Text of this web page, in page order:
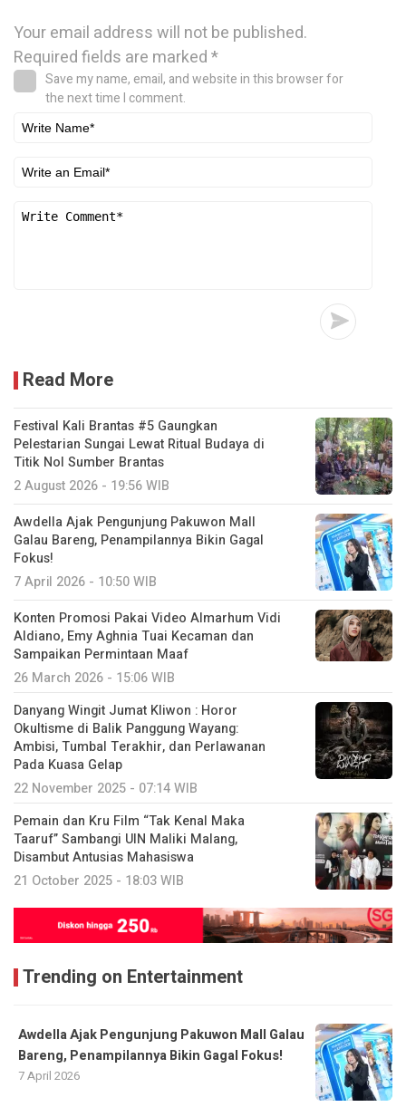
Your email address will not be published.
Required fields are marked*
Save my name, email, and website in this browser for
the next time I comment.
Read More
Festival Kali Brantas #5 Gaungkan
Pelestarian Sungai Lewat Ritual Budaya di
Titik Nol Sumber Brantas
2 August 2026 - 19:56 WIB
Awdella Ajak Pengunjung Pakuwon Mall
Galau Bareng, Penampilannya Bikin Gagal
Fokus!
7 April 2026 - 10:50 WIB
Konten Promosi Pakai Video Almarhum Vidi
Aldiano, Emy Aghnia Tuai Kecaman dan
Sampaikan Permintaan Maaf
26 March 2026 - 15:06 WIB
Danyang Wingit Jumat Kliwon : Horor
Okultisme di Balik Panggung Wayang:
Ambisi, Tumbal Terakhir, dan Perlawanan
Pada Kuasa Gelap
22 November 2025 - 07:14 WIB
Pemain dan Kru Film “Tak Kenal Maka
Taaruf” Sambangi UIN Maliki Malang,
Disambut Antusias Mahasiswa
21 October 2025 - 18:03 WIB
Trending on Entertainment
Awdella Ajak Pengunjung Pakuwon Mall Galau
Bareng, Penampilannya Bikin Gagal Fokus!
7 April 2026